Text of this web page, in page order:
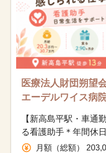
医療法人財団朔望
エーデルワイス病
【新高島平駅・車通
る看護助手＊年間休
安定勤務月額（総額）